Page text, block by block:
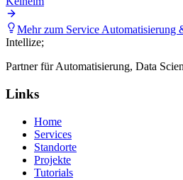
Mehr zum ServiceAutomatisierung
Intellize;
Partner für Automatisierung, Data
Links
Home
Services
Standorte
Projekte
Tutorials